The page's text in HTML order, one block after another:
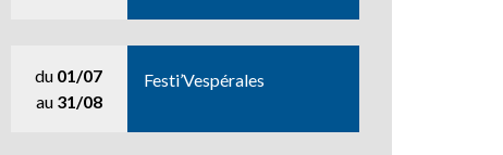
du 01/07
au 31/08
Festi’Vespérales